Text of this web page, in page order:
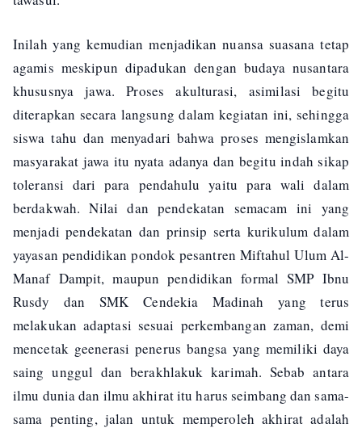
Inilah yang kemudian menjadikan nuansa suasana tetap
agamis meskipun dipadukan dengan budaya nusantara
khususnya jawa. Proses akulturasi, asimilasi begitu
diterapkan secara langsung dalam kegiatan ini, sehingga
siswa tahu dan menyadari bahwa proses mengislamkan
masyarakat jawa itu nyata adanya dan begitu indah sikap
toleransi dari para pendahulu yaitu para wali dalam
berdakwah. Nilai dan pendekatan semacam ini yang
menjadi pendekatan dan prinsip serta kurikulum dalam
yayasan pendidikan pondok pesantren Miftahul Ulum Al-
Manaf Dampit, maupun pendidikan formal SMP Ibnu
Rusdy dan SMK Cendekia Madinah yang terus
melakukan adaptasi sesuai perkembangan zaman, demi
mencetak geenerasi penerus bangsa yang memiliki daya
saing unggul dan berakhlakuk karimah. Sebab antara
ilmu dunia dan ilmu akhirat itu harus seimbang dan sama-
sama penting, jalan untuk memperoleh akhirat adalah